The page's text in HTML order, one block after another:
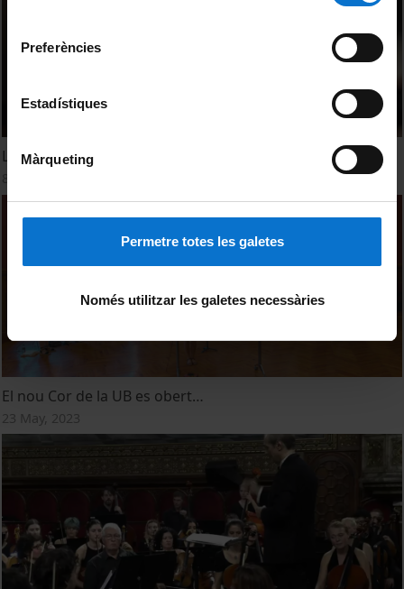
Preferències
Estadístiques
Màrqueting
Permetre totes les galetes
Només utilitzar les galetes necessàries
La música omple l’Edifici Històric de la UB
El nou Cor de la UB es obert…
23 May, 2023